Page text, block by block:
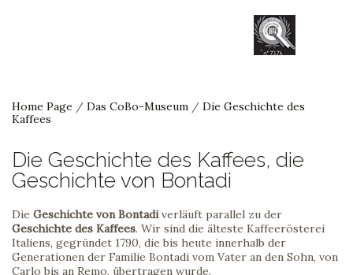
Home Page / Das CoBo-Museum / Die Geschichte des
Kaffees
Die Geschichte des Kaffees, die
Geschichte von Bontadi
Die Geschichte von Bontadiverläuft parallel zu der
Geschichte des Kaffees. Wir sind die älteste Kaffeerösterei
Italiens, gegründet 1790, die bis heute innerhalb der
Generationen der Familie Bontadi vom Vater an den Sohn, von
Carlo bis an Remo, übertragen wurde.